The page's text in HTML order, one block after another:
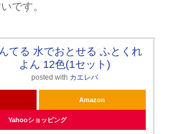
です。
てる 水でおとせる ふとくれ
よん 12色(1セット)
posted with カエレバ
Amazon
Yahooショッピング